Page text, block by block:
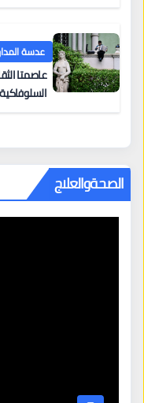
عدسة
الصحةوالعلاج